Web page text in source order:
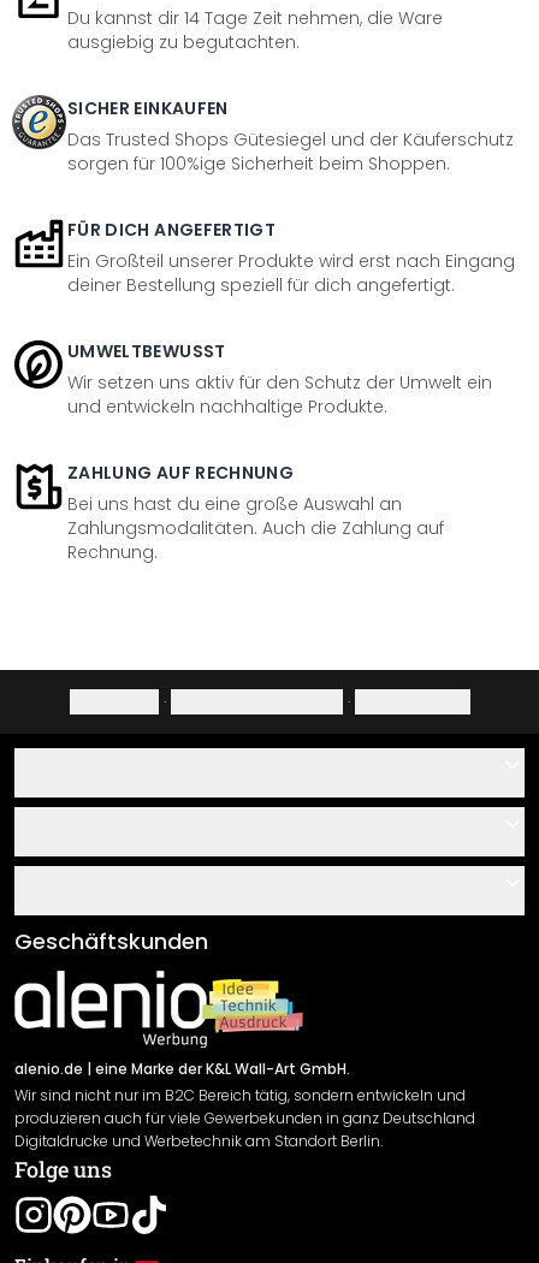
Du kannst dir 14 Tage Zeit nehmen, die Ware
ausgiebig zu begutachten.
SICHER EINKAUFEN
Das Trusted Shops Gütesiegel und der Käuferschutz
sorgen für 100%ige Sicherheit beim Shoppen.
FÜR DICH ANGEFERTIGT
Ein Großteil unserer Produkte wird erst nach Eingang
deiner Bestellung speziell für dich angefertigt.
UMWELTBEWUSST
Wir setzen uns aktiv für den Schutz der Umwelt ein
und entwickeln nachhaltige Produkte.
ZAHLUNG AUF RECHNUNG
Bei uns hast du eine große Auswahl an
Zahlungsmodalitäten. Auch die Zahlung auf
Rechnung.
· ·
Über uns
Klebe- und Montageanleitungen
Newsletter An-/Abmeldung
Sendungsverfolgung
AGB
Impressum
Versand & Zahlung
Rücksendung
Widerrufsrecht
Datenschutzerklärung
Gewährleistung
Leistungserklärung / CE-Zeichen
Geschäftskunden
alenio.de | eine Marke der K&L Wall-Art GmbH.
Wir sind nicht nur im B2C Bereich tätig, sondern entwickeln und
produzieren auch für viele Gewerbekunden in ganz Deutschland
Digitaldrucke und Werbetechnik am Standort Berlin.
Folge uns